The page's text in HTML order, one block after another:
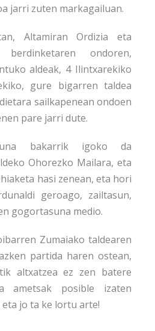
jarri zuten markagailuan.
Altamiran Ordizia eta
ondoren,
aldeak, 4 Ilintxarekiko
gure bigarren taldea
sailkapenean ondoen
pare jarri dute.
bakarrik igoko da
Ohorezko Mailara, eta
hasi zenean, eta hori
geroago, zailtasun,
gogortasuna medio.
Zumaiako taldearen
partida haren ostean,
altxatzea ez zen batere
ametsak posible izaten
jo ta ke lortu arte!